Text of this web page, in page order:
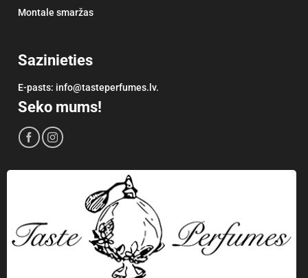
Montale smaržas
Sazinieties
E-pasts: info@tasteperfumes.lv.
Seko mums!